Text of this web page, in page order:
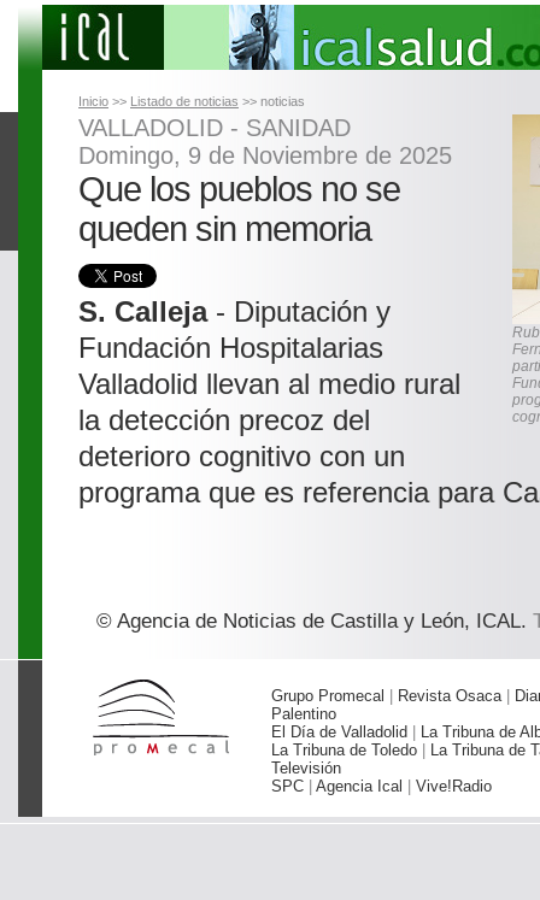
Inicio >> Listado de noticias >> noticias
VALLADOLID - SANIDAD
Domingo, 9 de Noviembre de 2025
Que los pueblos no se
queden sin memoria
S. Calleja- Diputación y
Fundación Hospitalarias
Valladolid llevan al medio rural
la detección precoz del
deterioro cognitivo con un
programa que es referencia para
© Agencia de Noticias de Castilla y León, ICAL.
Grupo Promecal Revista Osaca
Palentino
El Día de Valladolid
La Tribuna de
La Tribuna de Toledo
La Tribuna de
Televisión
SPC
Agencia Ical Vive!Radio